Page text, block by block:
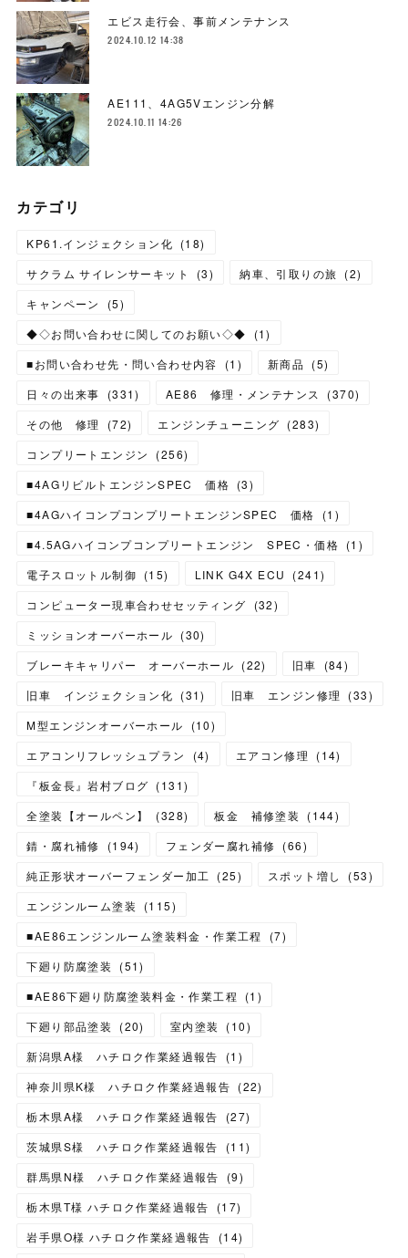
エビス走行会、事前メンテナンス
2024.10.12 14:38
AE111、4AG5Vエンジン分解
2024.10.11 14:26
カテゴリ
KP61.インジェクション化 (18)
サクラム サイレンサーキット
(3) 納車、引取りの旅 (2)
キャンペーン
(5)
◆◇お問い合わせに関してのお願い◇◆
(1)
■お問い合わせ先・問い合わせ内容
(1 ) 新商品 (5)
日々の出来事
(331) AE86 修理・メンテナンス (370)
その他 修理
(72) エンジンチューニング (283)
コンプリートエンジン
(256)
■4AGリビルトエンジンSPEC 価格 (3)
■4AGハイコンプコンプリートエンジンSPEC 価格
(1 )
■4.5AGハイコンプコンプリートエンジン SPEC・価格 (1 )
電子スロットル制御 (15) LINK G4X ECU (241)
コンピューター現車合わせセッティング
(32)
ミッションオーバーホール (30)
ブレーキキャリパー オーバーホール (22) 旧車 (84)
旧車 インジェクション化 (31) 旧車 エンジン修理 (33)
M型エンジンオーバーホール
(10)
エアコンリフレッシュプラン
(4) エアコン修理 (14)
『板金長』岩村ブログ (131)
全塗装【オールペン】
(328) 板金 補修塗装 (144)
錆・腐れ補修
(194) フェンダー腐れ補修 (66)
純正形状オーバーフェンダー加工
(25) スポット増し (53)
エンジンルーム塗装
(115)
■AE86エンジンルーム塗装料金・作業工程
(7)
下廻り防腐塗装
(51)
■AE86下廻り防腐塗装料金・作業工程
(1 )
下廻り部品塗装
(20) 室内塗装 (10)
新潟県A様 ハチロク作業経過報告
(1 )
神奈川県K様 ハチロク作業経過報告 (22)
栃木県A様 ハチロク作業経過報告
(27)
茨城県S様 ハチロク作業経過報告
(11)
群馬県N様 ハチロク作業経過報告
(9)
栃木県T様 ハチロク作業経過報告
(17)
岩手県O様 ハチロク作業経過報告
(14)